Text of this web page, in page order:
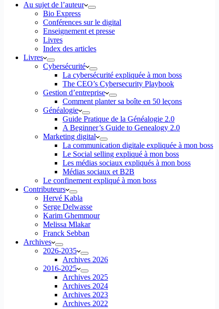
Au sujet de l’auteur
Bio Express
Conférences sur le digital
Enseignement et presse
Livres
Index des articles
Livres
Cybersécurité
La cybersécurité expliquée à mon boss
The CEO’s Cybersecurity Playbook
Gestion d’entreprise
Comment planter sa boîte en 50 leçons
Généalogie
Guide Pratique de la Généalogie 2.0
A Beginner’s Guide to Genealogy 2.0
Marketing digital
La communication digitale expliquée à mon boss
Le Social selling expliqué à mon boss
Les médias sociaux expliqués à mon boss
Médias sociaux et B2B
Le confinement expliqué à mon boss
Contributeurs
Hervé Kabla
Serge Delwasse
Karim Ghemmour
Melissa Mlakar
Franck Sebban
Archives
2026-2035
Archives 2026
2016-2025
Archives 2025
Archives 2024
Archives 2023
Archives 2022